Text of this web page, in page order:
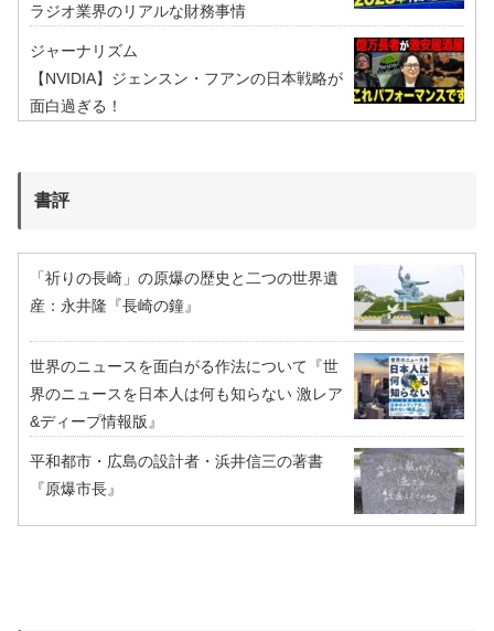
ラジオ業界のリアルな財務事情
ジャーナリズム
【NVIDIA】ジェンスン・フアンの日本戦略が
面白過ぎる！
書評
「祈りの長崎」の原爆の歴史と二つの世界遺
産：永井隆『長崎の鐘』
世界のニュースを面白がる作法について『世
界のニュースを日本人は何も知らない 激レア
&ディープ情報版』
平和都市・広島の設計者・浜井信三の著書
『原爆市長』